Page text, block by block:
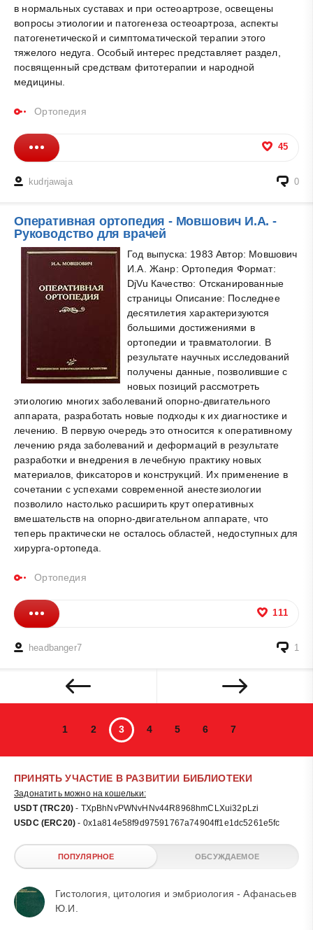
в нормальных суставах и при остеоартрозе, освещены
вопросы этиологии и патогенеза остеоартроза, аспекты
патогенетической и симптоматической терапии этого
тяжелого недуга. Особый интерес представляет раздел,
посвященный средствам фитотерапии и народной
медицины.
Ортопедия
45
kudrjawaja 0
Оперативная ортопедия - Мовшович И.А. -
Руководство для врачей
Год выпуска: 1983 Автор: Мовшович
И.А. Жанр: Ортопедия Формат:
DjVu Качество: Отсканированные
страницы Описание: Последнее
десятилетия характеризуются
большими достижениями в
ортопедии и травматологии. В
результате научных исследований
получены данные, позволившие с
новых позиций рассмотреть
этиологию многих заболеваний опорно-двигательного
аппарата, разработать новые подходы к их диагностике и
лечению. В первую очередь это относится к оперативному
лечению ряда заболеваний и деформаций в результате
разработки и внедрения в лечебную практику новых
материалов, фиксаторов и конструкций. Их применение в
сочетании с успехами современной анестезиологии
позволило настолько расширить крут оперативных
вмешательств на опорно-двигательном аппарате, что
теперь практически не осталось областей, недоступных для
хирурга-ортопеда.
Ортопедия
111
headbanger7 1
1 2 3 4 5 6 7
ПРИНЯТЬ УЧАСТИЕ В РАЗВИТИИ БИБЛИОТЕКИ
Задонатить можно на кошельки:
USDT (TRC20) - TXpBhNvPWNvHNv44R8968hmCLXui32pLzi
USDC (ERC20) - 0x1a814e58f9d97591767a74904ff1e1dc5261e5fc
ПОПУЛЯРНОЕ ОБСУЖДАЕМОЕ
Гистология, цитология и эмбриология - Афанасьев
Ю.И.